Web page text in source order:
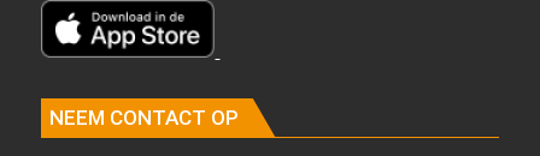
NEEM CONTACT OP